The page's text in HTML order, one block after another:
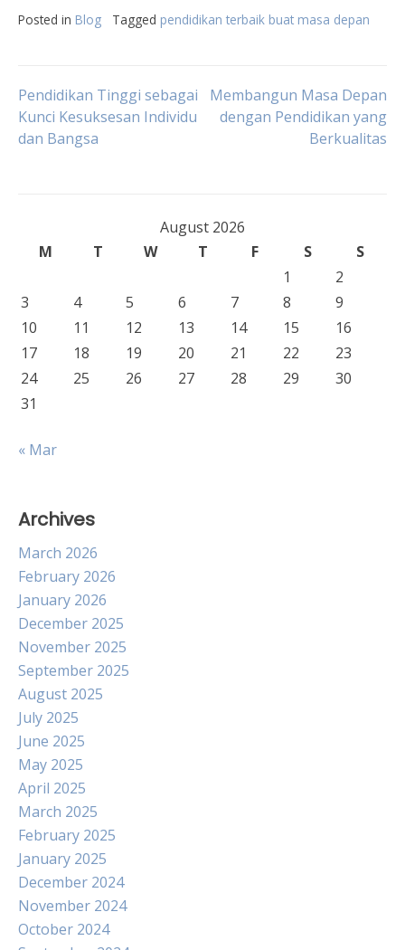
Posted in Blog Tagged pendidikan terbaik buat masa depan
Post
navigation
Pendidikan Tinggi sebagai
Kunci Kesuksesan Individu
dan Bangsa
Membangun Masa Depan
dengan Pendidikan yang
Berkualitas
August 2026
M
T W T F S
S
1
2
3
4 5 6 7 8
9
10
11 12 13 14 15
16
17
18 19 20 21 22
23
24
25 26 27 28 29
30
31
« Mar
Archives
March 2026
February 2026
January 2026
December 2025
November 2025
September 2025
August 2025
July 2025
June 2025
May 2025
April 2025
March 2025
February 2025
January 2025
December 2024
November 2024
October 2024